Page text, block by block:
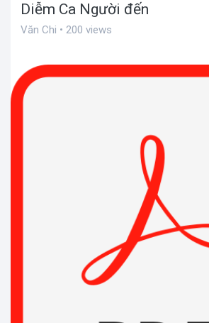
Diễm Ca Người đến
Văn Chi • 200 views